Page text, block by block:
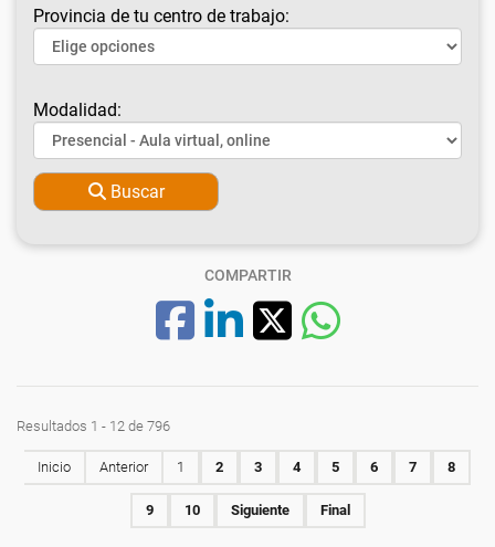
Provincia de tu centro de trabajo:
Modalidad:
Buscar
COMPARTIR
Resultados 1 - 12 de 796
Inicio Anterior 1 2 3 4 5 6 7 8
9 10 Siguiente Final